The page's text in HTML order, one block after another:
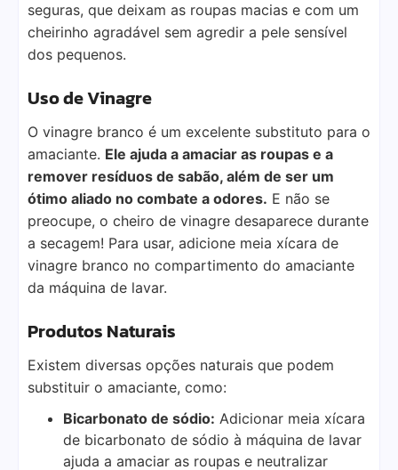
seguras, que deixam as roupas macias e com um
cheirinho agradável sem agredir a pele sensível
dos pequenos.
Uso de Vinagre
O vinagre branco é um excelente substituto para o
amaciante. Ele ajuda a amaciar as roupas e a
remover resíduos de sabão, além de ser um
ótimo aliado no combate a odores. E não se
preocupe, o cheiro de vinagre desaparece durante
a secagem! Para usar, adicione meia xícara de
vinagre branco no compartimento do amaciante
da máquina de lavar.
Produtos Naturais
Existem diversas opções naturais que podem
substituir o amaciante, como:
Bicarbonato de sódio: Adicionar meia xícara
de bicarbonato de sódio à máquina de lavar
ajuda a amaciar as roupas e neutralizar